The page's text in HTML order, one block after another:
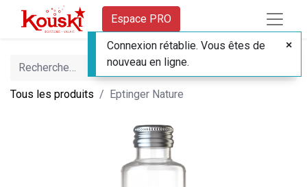
Espace PRO
Tous les produits Eptinger Nature
Connexion rétablie. Vous êtes de
nouveau en ligne.